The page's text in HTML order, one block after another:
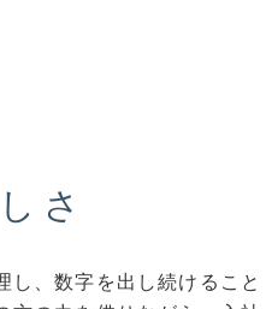
さ
、数字を出し続けること